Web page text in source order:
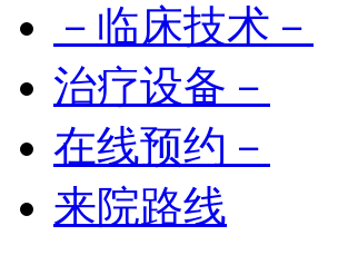
－临床技术－
治疗设备－
在线预约－
来院路线